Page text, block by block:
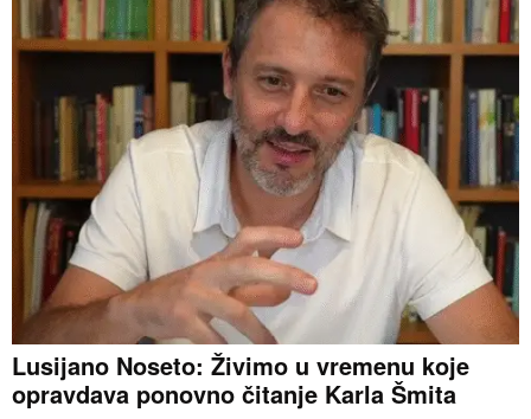
Lusijano Noseto: Živimo u vremenu koje
opravdava ponovno čitanje Karla Šmita